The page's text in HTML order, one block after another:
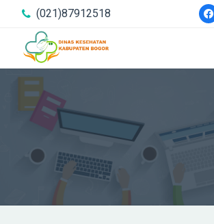
(021)87912518